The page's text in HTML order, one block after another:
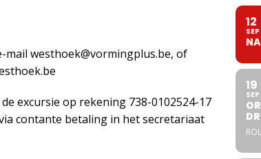
mail westhoek@vormingplus.be, of
excursie op rekening 738-0102524-17
contante betaling in het secretariaat
12
SEP
19
SEP